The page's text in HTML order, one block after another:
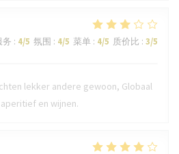
务 : 4/5 氛围 : 4/5 菜单 : 4/5 质价比 : 3/5
lekker andere gewoon, Globaal
en wijnen.